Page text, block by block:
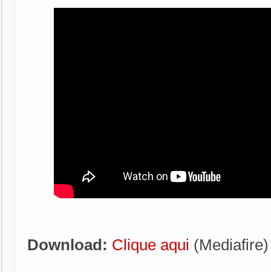
Download: Clique aqui (Mediafire)